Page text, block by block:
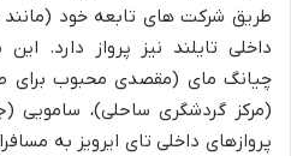
طریق شرکت های تابعه خود
داخلی تایلند نیز پرواز دارد.
چیانگ مای (مقصدی محبوب برای
(مرکز گردشگری ساحلی)، سامویی
پروازهای داخلی تای ایرویز به